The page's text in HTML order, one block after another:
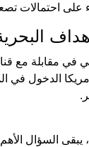
على احتمالات
في مقابلة مع
الدخول في
السؤال